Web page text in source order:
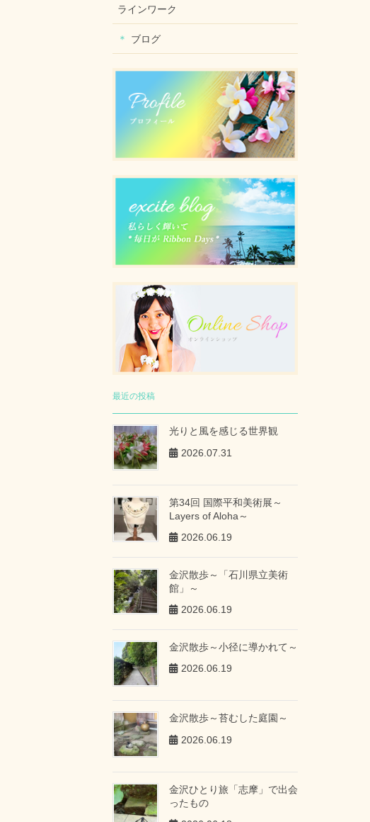
ラインワーク
ブログ
最近の投稿
光りと風を感じる世界観
2026.07.31
第34回 国際平和美術展～
Layers of Aloha～
2026.06.19
金沢散歩～「石川県立美術
館」～
2026.06.19
金沢散歩～小径に導かれて～
2026.06.19
金沢散歩～苔むした庭園～
2026.06.19
金沢ひとり旅「志摩」で出会
ったもの